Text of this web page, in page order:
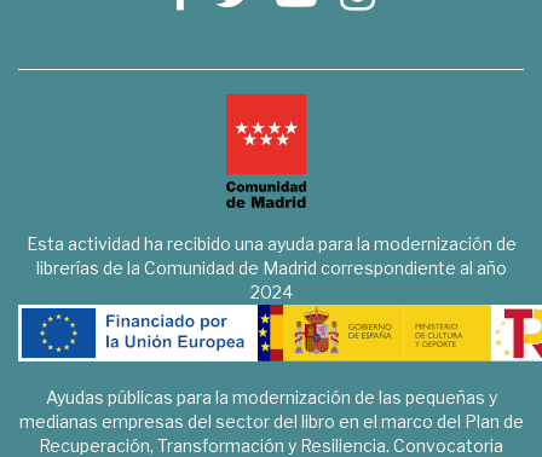
Esta actividad ha recibido una ayuda para la modernización de
librerías de la Comunidad de Madrid correspondiente al año
2024
Ayudas públicas para la modernización de las pequeñas y
medianas empresas del sector del libro en el marco del Plan de
Recuperación, Transformación y Resiliencia. Convocatoria